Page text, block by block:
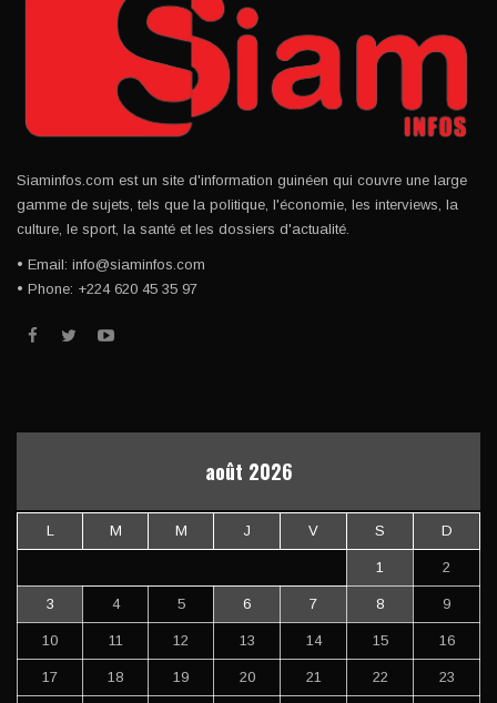
Siaminfos.com est un site d'information guinéen qui couvre une large
gamme de sujets, tels que la politique, l'économie, les interviews, la
culture, le sport, la santé et les dossiers d'actualité.
• Email: info@siaminfos.com
• Phone: +224 620 45 35 97
août 2026
L M M J V S D
1 2
3 4 5 6 7 8 9
10 11 12 13 14 15 16
17 18 19 20 21 22 23